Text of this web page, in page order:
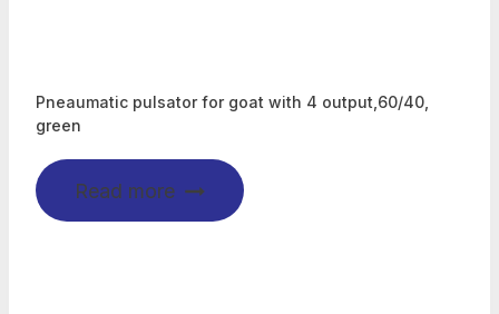
Pneaumatic pulsator for goat with 4 output,60/40,
green
Read more